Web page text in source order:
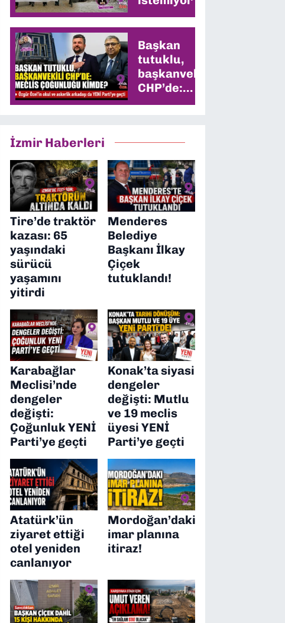
Başkan
tutuklu,
başkanvekili
CHP’de:
Meclis
İzmir Haberleri
Tire’de traktör
kazası: 65
yaşındaki
sürücü
yaşamını
yitirdi
Menderes
Belediye
Başkanı İlkay
Çiçek
tutuklandı!
Karabağlar
Meclisi’nde
dengeler
değişti:
Çoğunluk YENİ
Parti’ye geçti
Konak’ta siyasi
dengeler
değişti: Mutlu
ve 19 meclis
üyesi YENİ
Parti’ye geçti
Atatürk’ün
ziyaret ettiği
otel yeniden
canlanıyor
Mordoğan’daki
imar planına
itiraz!